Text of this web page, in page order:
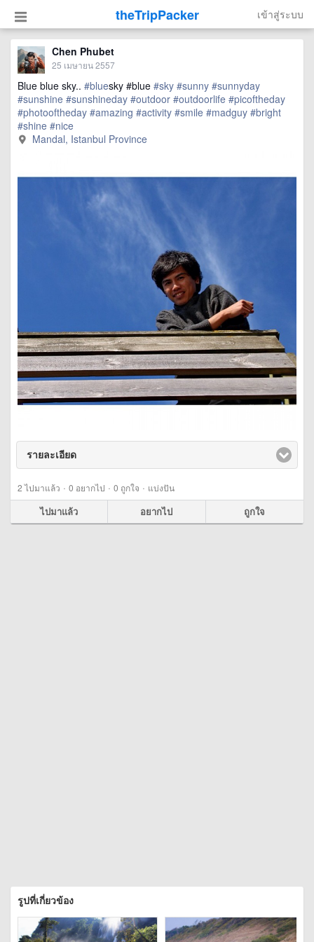
theTripPacker เข้าสู่ระบบ
Chen Phubet
25 เมษายน 2557
Blue blue sky.. #bluesky #blue #sky #sunny #sunnyday
#sunshine #sunshineday #outdoor #outdoorlife #picoftheday
#photooftheday #amazing #activity #smile #madguy #bright
#shine #nice
Mandal, Istanbul Province
รายละเอียด
2ไปมาแล้ว · 0 อยากไป · 0 ถูกใจ · แบ่งปัน
ไปมาแล้ว อยากไป ถูกใจ
รูปที่เกี่ยวข้อง